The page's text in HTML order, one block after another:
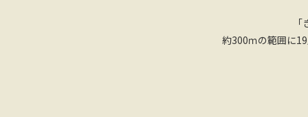
約300ｍの範囲に